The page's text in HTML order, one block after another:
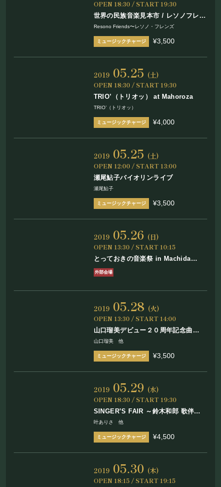
OPEN 18:30 / START 19:30
世界の民族音楽見本市 / レソノフレン
ズ
Resono Friends〜レソノ・フレンズ
¥3,500
2019 05.25 (土)
OPEN 18:30 / START 19:30
TRIO’（トリオッ） at Mahoroza
TRIO’（トリオッ）
¥4,000
2019 05.25 (土)
OPEN 12:00 / START 13:00
瀬尾鮎子バイオリンライブ
瀬尾鮎子
¥3,500
2019 05.26 (日)
OPEN 13:30 / START 10:15
とっておきの音楽祭 in Machida
2019
外部会場
2019 05.28 (火)
OPEN 13:30 / START 14:00
山口瑠美デビュー２０周年記念曲
「恋ひととせ」発売記念スペシャル・
山口瑠美 他
¥3,500
2019 05.29 (水)
OPEN 18:30 / START 19:30
SINGER’S FAIR ～鈴木和郎 歌伴ナ
イト vol.5 in まほろ座〜 “UTA
叶ありさ 他
¥4,500
2019 05.30 (木)
OPEN 18:15 / START 19:15